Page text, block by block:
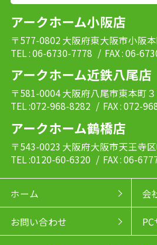
アークホーム小阪店
〒577-0802 大阪府東大阪市小阪
TEL : 06-6730-7778 / FAX : 06-
アークホーム近鉄八尾店
〒581-0004 大阪府八尾市東本町
TEL :072-968-8282 / FAX : 072-
アークホーム鶴橋店
〒543-0023 大阪府大阪市天王寺
TEL :0120-60-6320 / FAX : 06-
ホーム 会
お問い合わせ